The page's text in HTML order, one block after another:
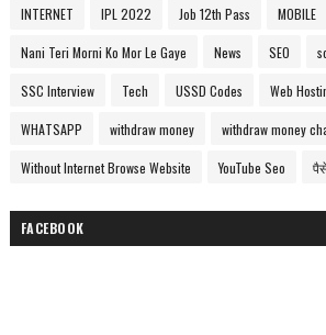
INTERNET IPL 2022 Job 12th Pass MOBILE
Nani Teri Morni Ko Mor Le Gaye News SEO
SSC Interview Tech USSD Codes Web
WHATSAPP withdraw money withdraw money
Without Internet Browse Website YouTube Seo
FACEBOOK